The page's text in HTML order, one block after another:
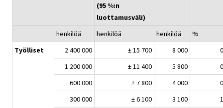
(95 %:n
luottamusväli)
henkilöä henkilöä henkilöä
%
Työlliset
2 400 000 ± 15 700 8 000
1 200 000
± 11 400 5 800
600 000
± 7 800 4 000
300 000
± 6 100 3 100